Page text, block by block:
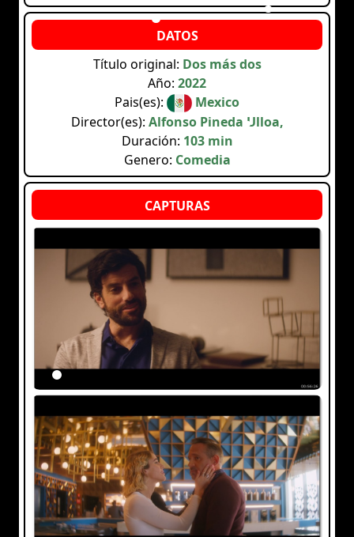
Título original: Dos más dos
Año: 2022
Pais(es):
Mexico
Director(es): Alfonso Pineda Ulloa,
Duración: 103 min
Genero: Comedia